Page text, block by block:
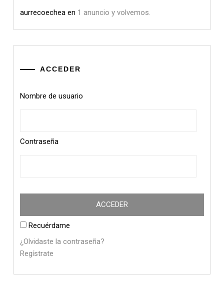
aurrecoechea en 1 anuncio y volvemos.
ACCEDER
Nombre de usuario
Contraseña
Recuérdame
¿Olvidaste la contraseña?
Regístrate